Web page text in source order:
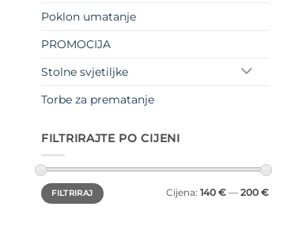
Poklon umatanje
PROMOCIJA
Stolne svjetiljke
Torbe za prematanje
FILTRIRAJTE PO CIJENI
Min
cijena
Maks
cijenaFILTRIRAJ Cijena: 140 €— 200 €